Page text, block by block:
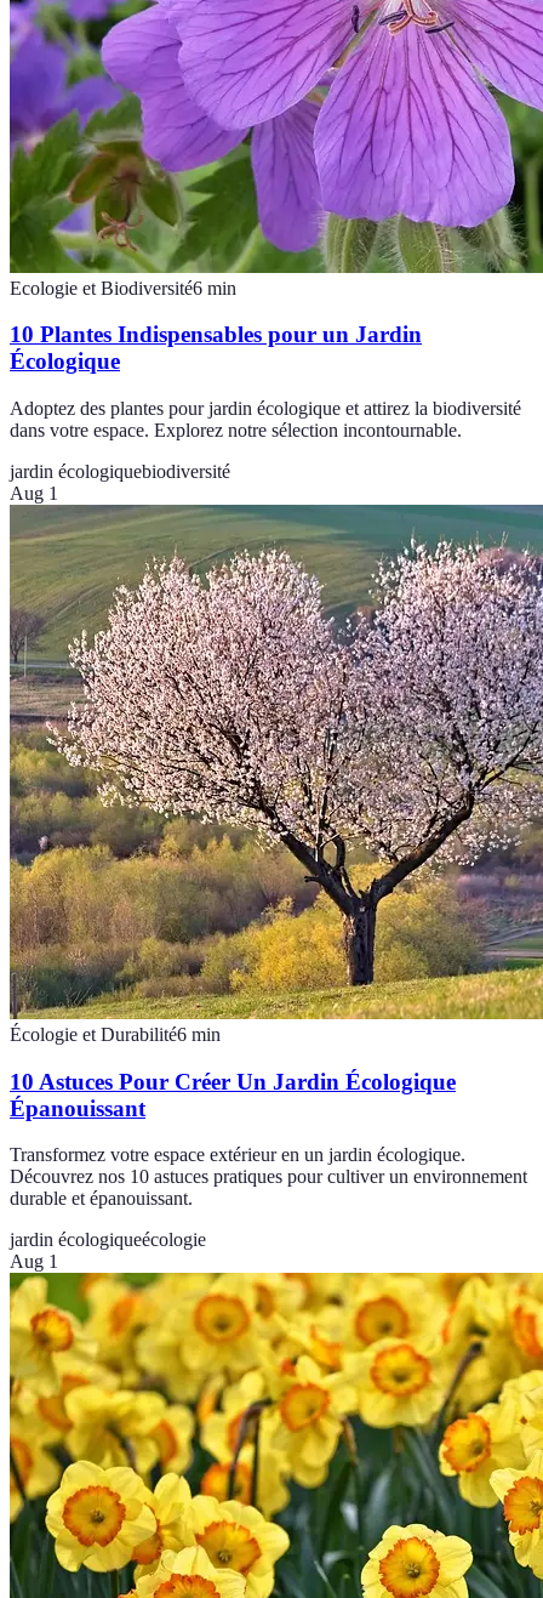
Ecologie et Biodiversité6 min
10 Plantes Indispensables pour un Jardin
Écologique
Adoptez des plantes pour jardin écologique et attirez la biodiversité
dans votre espace. Explorez notre sélection incontournable.
jardin écologiquebiodiversité
Aug 1
Écologie et Durabilité6 min
10 Astuces Pour Créer Un Jardin Écologique
Épanouissant
Transformez votre espace extérieur en un jardin écologique.
Découvrez nos 10 astuces pratiques pour cultiver un environnement
durable et épanouissant.
jardin écologiqueécologie
Aug 1